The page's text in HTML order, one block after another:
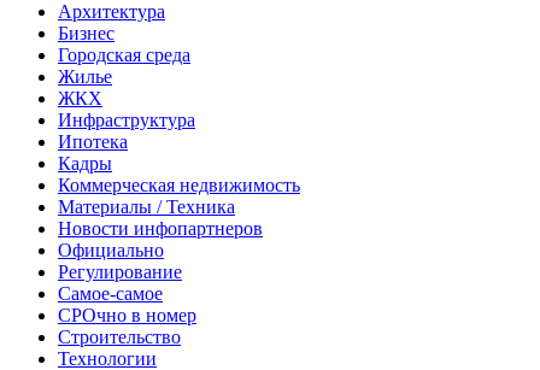
Архитектура
Бизнес
Городская среда
Жилье
ЖКХ
Инфраструктура
Ипотека
Кадры
Коммерческая недвижимость
Материалы / Техника
Новости инфопартнеров
Официально
Регулирование
Самое-самое
СРОчно в номер
Строительство
Технологии